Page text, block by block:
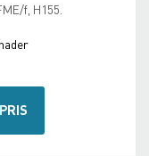
f, H155.